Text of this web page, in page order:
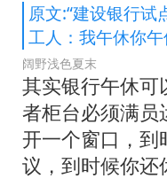
原文:“建设银行试
工人：我午休你
阔野浅色夏末
其实银行午休可
者柜台必须满员
开一个窗口，到
议，到时候你